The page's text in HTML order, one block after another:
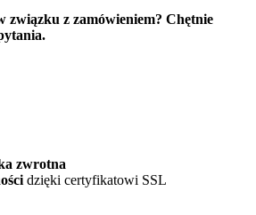
związku z zamówieniem? Chętnie
zwrotna
dzięki certyfikatowi SSL